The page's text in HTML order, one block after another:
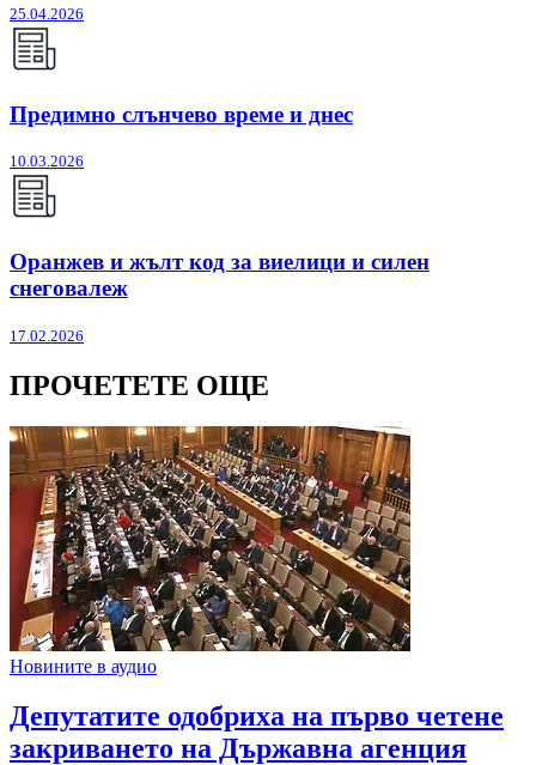
25.04.2026
Предимно слънчево време и днес
10.03.2026
Оранжев и жълт код за виелици и силен
снеговалеж
17.02.2026
ПРОЧЕТЕТЕ ОЩЕ
Новините в аудио
Депутатите одобриха на първо четене
закриването на Държавна агенция